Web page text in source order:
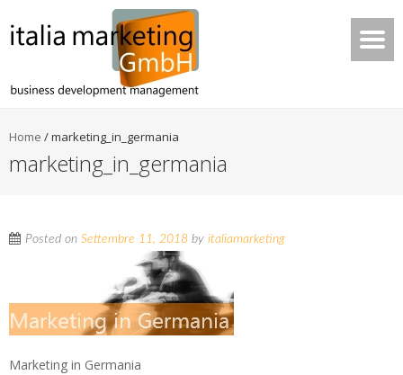
Home /marketing_in_germania
marketing_in_germania
Posted on Settembre 11, 2018 by italiamarketing
Marketing in Germania